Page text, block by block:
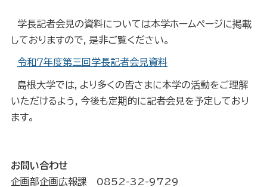
学長記者会見の資料については本学ホームページに掲載
しておりますので，是非ご覧ください。
令和７年度第三回学長記者会見資料
島根大学では，より多くの皆さまに本学の活動をご理解
いただけるよう，今後も定期的に記者会見を予定しており
ます。
お問い合わせ
企画部企画広報課 0852-32-9729